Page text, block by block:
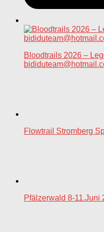
Bloodtrails 2026 –
Flowtrail Stromberg
Pfälzerwald 8-11.Juni